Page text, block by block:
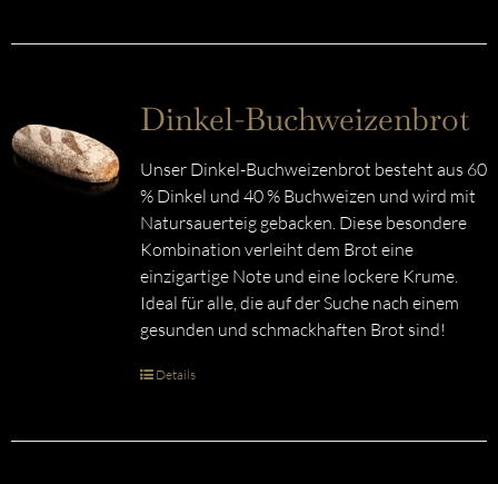
Dinkel-Buchweizenbrot
Unser Dinkel-Buchweizenbrot besteht aus 60
% Dinkel und 40 % Buchweizen und wird mit
Natursauerteig gebacken. Diese besondere
Kombination verleiht dem Brot eine
einzigartige Note und eine lockere Krume.
Ideal für alle, die auf der Suche nach einem
gesunden und schmackhaften Brot sind!
Details